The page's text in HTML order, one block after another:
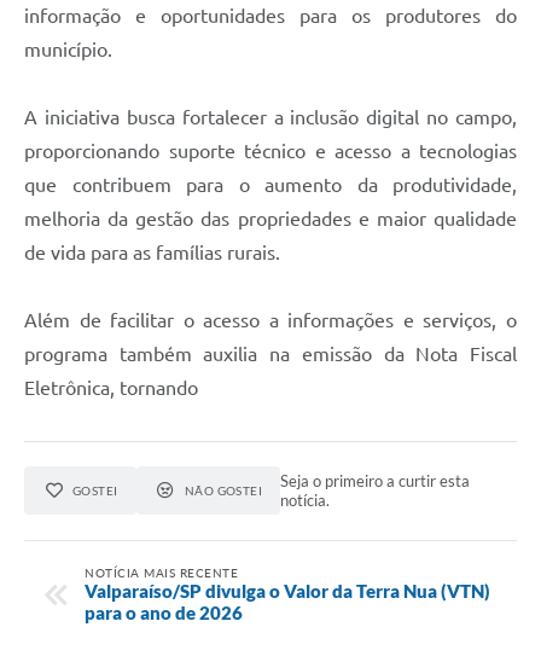
Jornal
SIC
Notícias
informação e oportunidades para os produtores do
município.
A iniciativa busca fortalecer a inclusão digital no campo,
proporcionando suporte técnico e acesso a tecnologias
que contribuem para o aumento da produtividade,
melhoria da gestão das propriedades e maior qualidade
de vida para as famílias rurais.
Além de facilitar o acesso a informações e serviços, o
programa também auxilia na emissão da Nota Fiscal
Eletrônica, tornando
GOSTEI NÃO GOSTEI
Seja o primeiro a curtir esta
notícia.
NOTÍCIA MAIS RECENTE
Valparaíso/SP divulga o Valor da Terra Nua (VTN)
para o ano de 2026